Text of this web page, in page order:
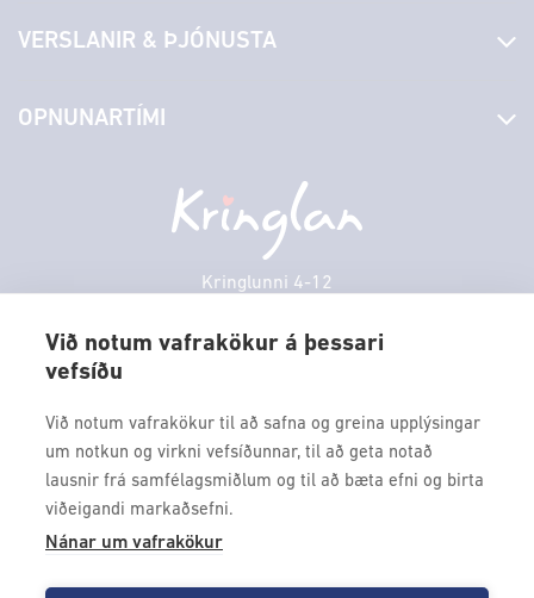
Við notum vafrakökur á þessari
vefsíðu
Við notum vafrakökur til að safna og greina upplýsingar
um notkun og virkni vefsíðunnar, til að geta notað
lausnir frá samfélagsmiðlum og til að bæta efni og birta
viðeigandi markaðsefni.
Nánar um vafrakökur
Kringlunni 4-12
kringlan@kringlan.is
Laus störf
Hafðu samband
Persónuverndarstefna
VERSLANIR & ÞJÓNUSTA
Borgarbókasafn
Borgarleikhúsið
Ævintýraland
OPNUNARTÍMI
Fimmtudagur
VERTU MEÐ
Fáðu forskot á dagskrána okkar og sértilboð með því að skrá